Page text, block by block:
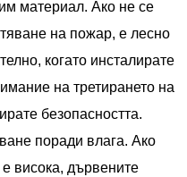
материал. Ако не се
на пожар, е лесно
когато инсталирате
на третирането на
безопасността.
поради влага. Ако
висока, дървените